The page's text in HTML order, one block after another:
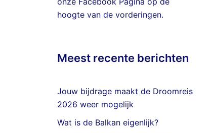
hoogte van de vorderingen.
Meest recente berichten
Jouw bijdrage maakt de Droomreis
2026 weer mogelijk
Wat is de Balkan eigenlijk?